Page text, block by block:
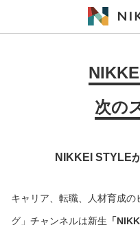
次の
NIKKEI STYLE
キャリア、転職、人材育成
グ」チャンネルは新生 「